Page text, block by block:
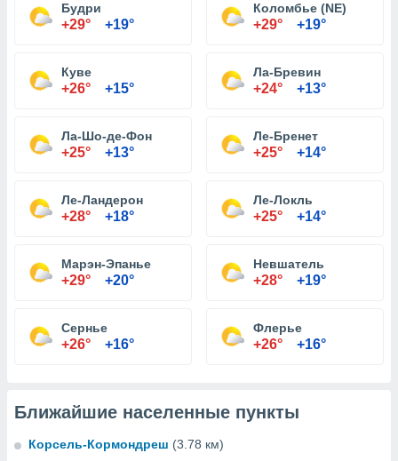
Будри
+29° +19°
Коломбье (NE)
+29° +19°
Куве
+26° +15°
Ла-Бревин
+24° +13°
Ла-Шо-де-Фон
+25° +13°
Ле-Бренет
+25° +14°
Ле-Ландерон
+28° +18°
Ле-Локль
+25° +14°
Марэн-Эпанье
+29° +20°
Невшатель
+28° +19°
Сернье
+26° +16°
Флерье
+26° +16°
Ближайшие населенные пункты
Корсель-Кормондреш (3.78 км)